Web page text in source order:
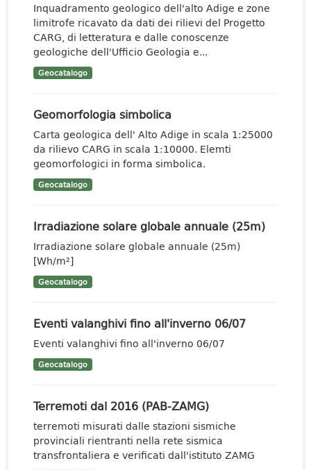
Inquadramento geologico dell'alto Adige e zone
limitrofe ricavato da dati dei rilievi del Progetto
CARG, di letteratura e dalle conoscenze
geologiche dell'Ufficio Geologia e...
Geocatalogo
Geomorfologia simbolica
Carta geologica dell' Alto Adige in scala 1:25000
da rilievo CARG in scala 1:10000. Elemti
geomorfologici in forma simbolica.
Geocatalogo
Irradiazione solare globale annuale (25m)
Irradiazione solare globale annuale (25m)
[Wh/m²]
Geocatalogo
Eventi valanghivi fino all'inverno 06/07
Eventi valanghivi fino all'inverno 06/07
Geocatalogo
Terremoti dal 2016 (PAB-ZAMG)
terremoti misurati dalle stazioni sismiche
provinciali rientranti nella rete sismica
transfrontaliera e verificati dall'istituto ZAMG